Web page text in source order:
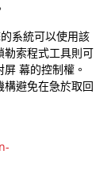
系統可以使用該
勒索程式工具則可
幕的控制權。
避免在急於取回